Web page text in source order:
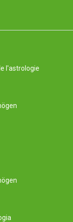
l'astrologie